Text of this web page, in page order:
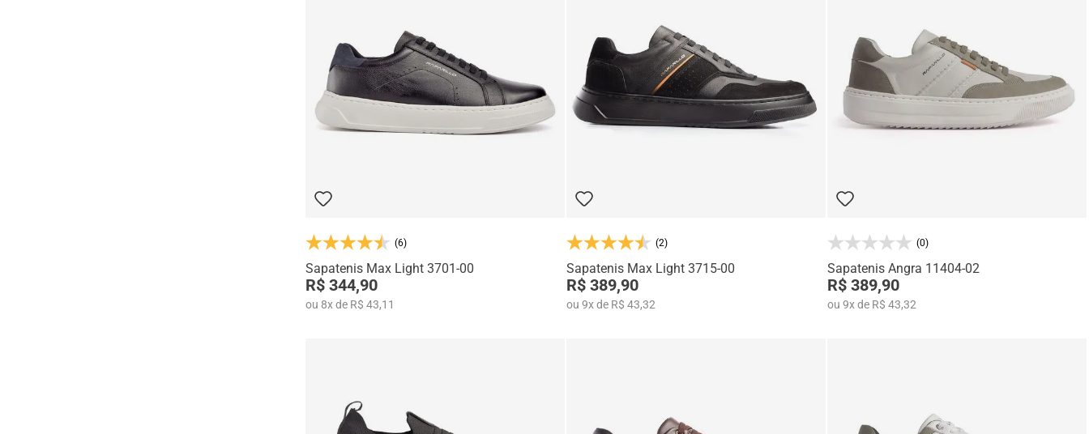
(6)
Sapatenis Max Light 3701-00
R$ 344,90
ou 8xde R$ 43,11
(2)
Sapatenis Max Light 3715-00
R$ 389,90
ou 9xde R$ 43,32
(0)
Sapatenis Angra 11404-02
R$ 389,90
ou 9xde R$ 43,32